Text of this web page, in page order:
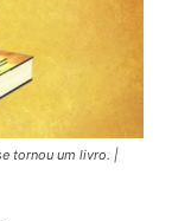
tornou um livro. |